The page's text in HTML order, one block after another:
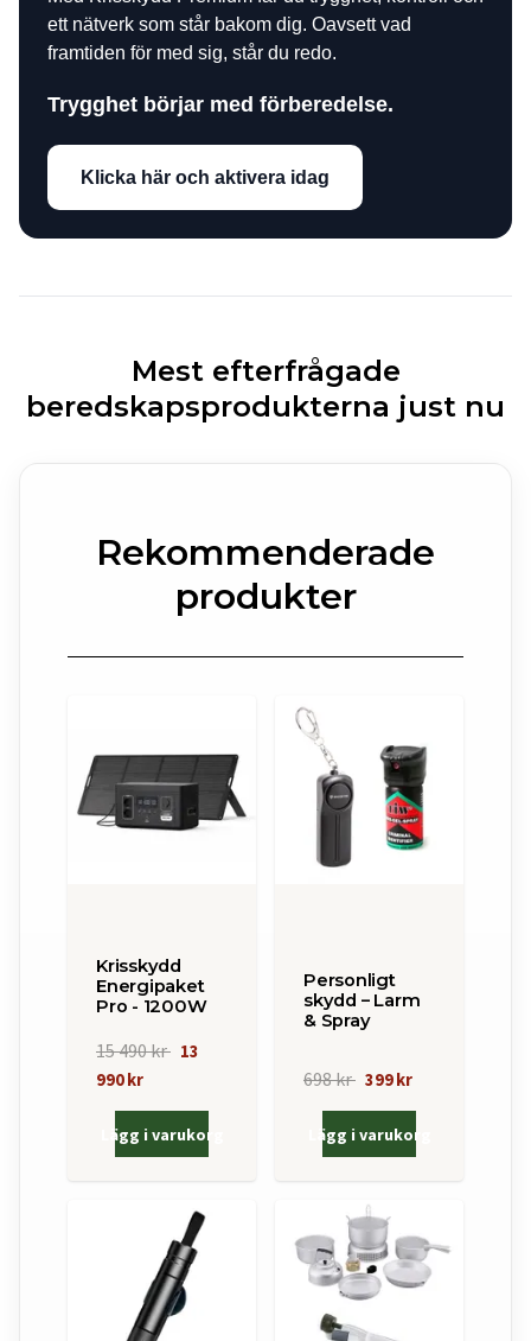
ett nätverk som står bakom dig. Oavsett vad
framtiden för med sig, står du redo.
Trygghet börjar med förberedelse.
Klicka här och aktivera idag
Mest efterfrågade
beredskapsprodukterna just nu
Rekommenderade
produkter
Krisskydd
Energipaket
Pro - 1200W
15 490 kr 13
990 kr
Lägg i varukorg
Personligt
skydd – Larm
& Spray
698 kr 399 kr
Lägg i varukorg